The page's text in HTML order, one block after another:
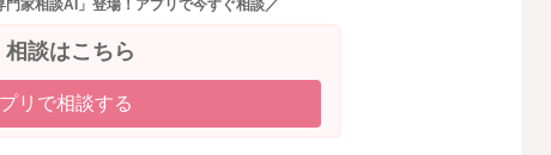
いることもありますし、問題のない抗体価があることも
す。
門家相談AI」登場！アプリで今すぐ相談／
相談はこちら
リで相談する